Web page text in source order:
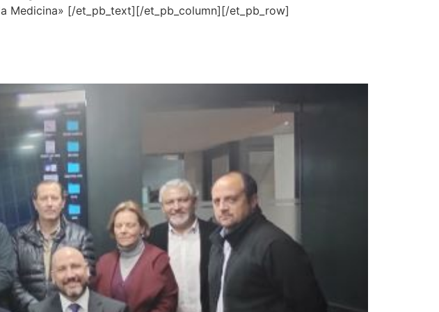
Medicina» [/et_pb_text][/et_pb_column][/et_pb_row]